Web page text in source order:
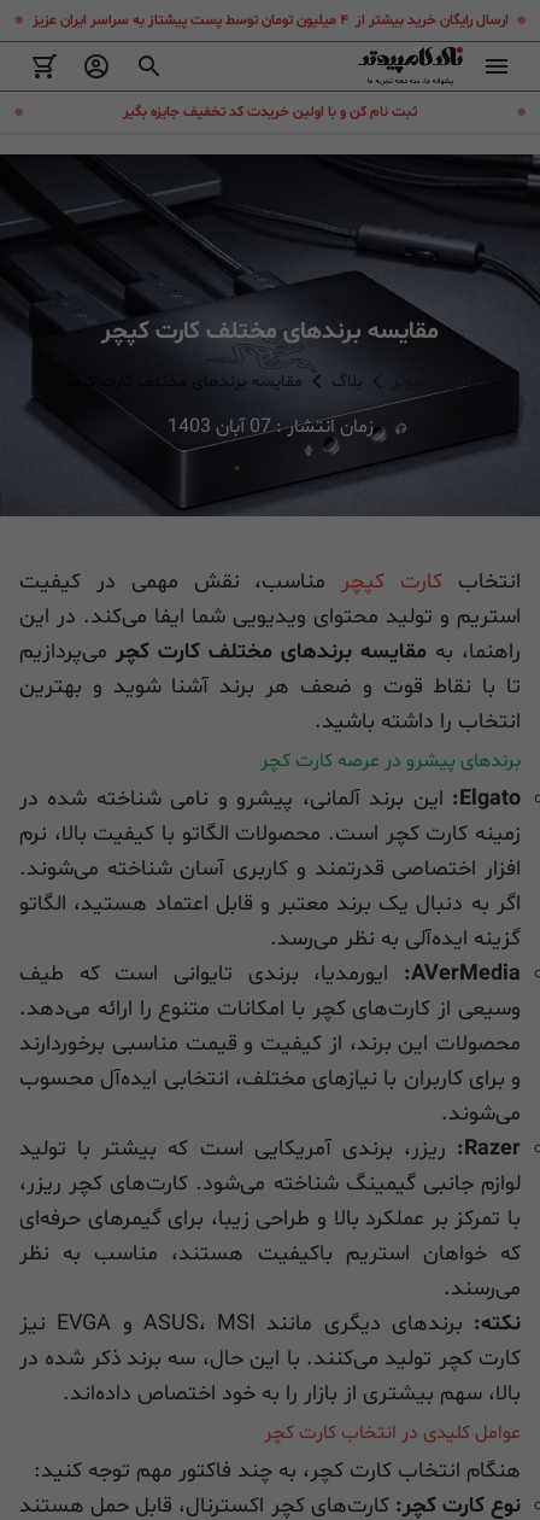
ارسال رایگان خرید بیشتر از ۴ میلیون تومان توسط پست پیشتاز به سراسر ایران عزیز
.
ثبت نام کن و با اولین خریدت کد تخفیف جایزه بگیر .
مقایسه برندهای مختلف کارت کپچر
نادر کامپیوتر بلاگ مقایسه برندهای مختلف کارت کپچر
زمان انتشار :07 آبان 1403
انتخاب کارت کپچرمناسب، نقش مهمی در کیفیت
استریم و تولید محتوای ویدیویی شما ایفا می‌کند. در این
راهنما، به مقایسه برندهای مختلف کارت کچر می‌پردازیم
تا با نقاط قوت و ضعف هر برند آشنا شوید و بهترین
انتخاب را داشته باشید.
برندهای پیشرو در عرصه کارت کچر
Elgato: این برند آلمانی، پیشرو و نامی شناخته شده در
زمینه کارت کچر است. محصولات الگاتو با کیفیت بالا، نرم
افزار اختصاصی قدرتمند و کاربری آسان شناخته می‌شوند.
اگر به دنبال یک برند معتبر و قابل اعتماد هستید، الگاتو
گزینه ایده‌آلی به نظر می‌رسد.
AVerMedia:
ایورمدیا، برندی تایوانی است که طیف
وسیعی از کارت‌های کچر با امکانات متنوع را ارائه می‌دهد.
محصولات این برند، از کیفیت و قیمت مناسبی برخوردارند
و برای کاربران با نیازهای مختلف، انتخابی ایده‌آل محسوب
می‌شوند.
Razer:
ریزر، برندی آمریکایی است که بیشتر با تولید
لوازم جانبی گیمینگ شناخته می‌شود. کارت‌های کچر ریزر،
با تمرکز بر عملکرد بالا و طراحی زیبا، برای گیمرهای حرفه‌ای
که خواهان استریم باکیفیت هستند، مناسب به نظر
می‌رسند.
نکته:
برندهای دیگری مانند ASUS، MSI و EVGA نیز
کارت کچر تولید می‌کنند. با این حال، سه برند ذکر شده در
بالا، سهم بیشتری از بازار را به خود اختصاص داده‌اند.
عوامل کلیدی در انتخاب کارت کچر
هنگام انتخاب کارت کچر، به چند فاکتور مهم توجه کنید:
نوع کارت کچر: کارت‌های کچر اکسترنال، قابل حمل هستند